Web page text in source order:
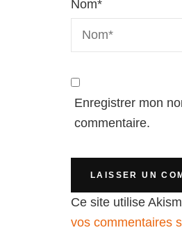
Nom*
Enregistrer mon
commentaire.
Ce site utilise
vos commentaires